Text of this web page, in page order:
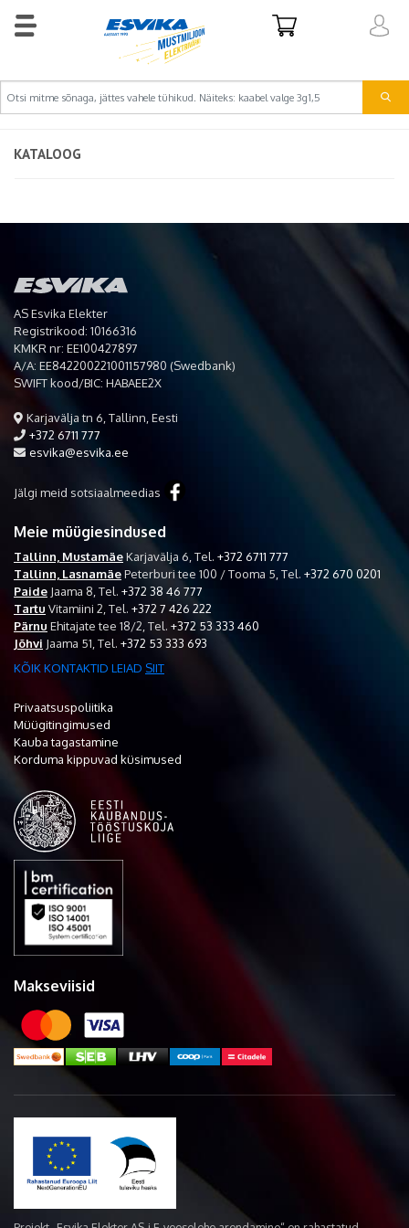
KATALOOG
AS Esvika Elekter
Registrikood: 10166316
KMKR nr: EE100427897
A/A: EE842200221001157980 (Swedbank)
SWIFT kood/BIC: HABAEE2X
Karjavälja tn 6, Tallinn, Eesti
+372 6711 777
esvika@esvika.ee
Jälgi meid sotsiaalmeedias
Meie müügiesindused
Tallinn, MustamäeKarjavälja 6, Tel. +372 6711 777
Tallinn, LasnamäePeterburi tee 100 / Tooma 5, Tel. +372 670 0201
Paide Jaama 8, Tel. +372 38 46 777
Tartu Vitamiini 2, Tel. +372 7 426 222
Pärnu Ehitajate tee 18/2, Tel. +372 53 333 460
Jõhvi Jaama 51, Tel. +372 53 333 693
KÕIK KONTAKTID LEIAD SIIT
Privaatsuspoliitika
Müügitingimused
Kauba tagastamine
Korduma kippuvad küsimused
Makseviisid